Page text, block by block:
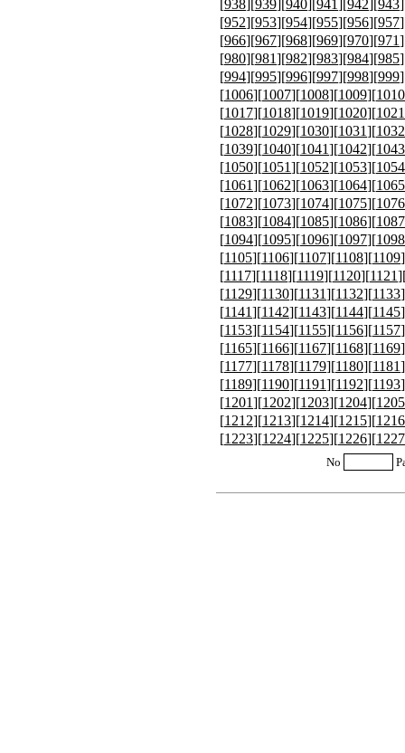
[938][939][940][941][942][943
[952][953][954][955][956][957
[966][967][968][969][970][971
[980][981][982][983][984][985
[994][995][996][997][998][999
[1006][1007][1008][1009][1010
[1017][1018][1019][1020][1021
[1028][1029][1030][1031][1032
[1039][1040][1041][1042][1043
[1050][1051][1052][1053][1054
[1061][1062][1063][1064][1065
[1072][1073][1074][1075][1076
[1083][1084][1085][1086][1087
[1094][1095][1096][1097][1098
[1105][1106][1107][1108][1109
[1117][1118][1119][1120][1121
[1129][1130][1131][1132][1133
[1141][1142][1143][1144][1145
[1153][1154][1155][1156][1157
[1165][1166][1167][1168][1169
[1177][1178][1179][1180][1181
[1189][1190][1191][1192][1193
[1201][1202][1203][1204][1205
[1212][1213][1214][1215][1216
[1223][1224][1225][1226][1227
No